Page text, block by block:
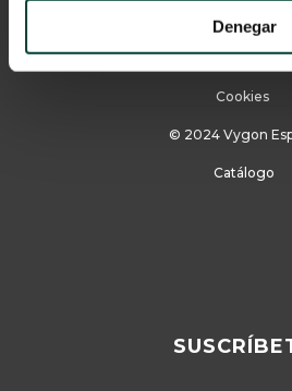
Denegar
Aviso Legal
Política de
Cookies
© 2024 Vygon
Catálogo